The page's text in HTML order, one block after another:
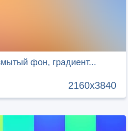
фон, градиент...
2160x3840